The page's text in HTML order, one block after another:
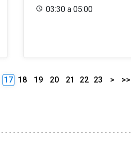
03:30 a 05:00
17 18 19 20 21 22 23 > >>